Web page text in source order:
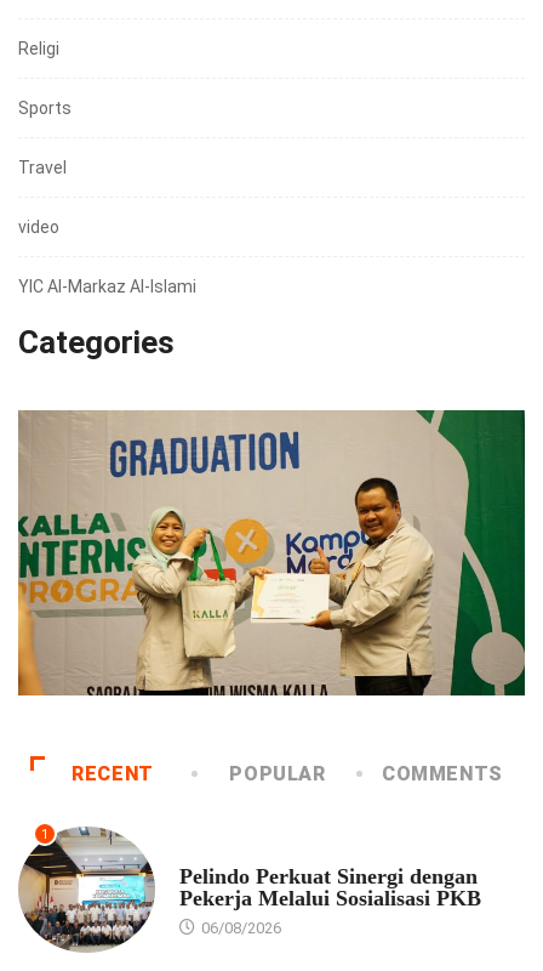
Religi
Sports
Travel
video
YIC Al-Markaz Al-Islami
Categories
RECENT POPULAR COMMENTS
1
Pelindo Perkuat Sinergi dengan
Pekerja Melalui Sosialisasi PKB
06/08/2026